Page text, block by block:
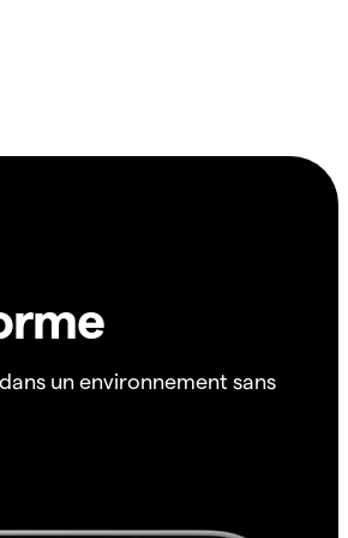
un environnement sans